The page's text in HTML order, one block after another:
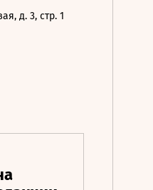
д. 3, стр. 1